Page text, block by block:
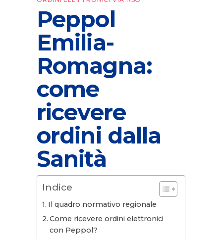
Peppol
Emilia-
Romagna:
come
ricevere
ordini dalla
Sanità
Indice
Il quadro normativo regionale
Come ricevere ordini elettronici
con Peppol?